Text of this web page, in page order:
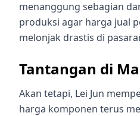
menanggung sebagian
produksi agar harga jual
melonjak drastis di
Tantangan di
Akan tetapi, Lei Jun
harga komponen terus